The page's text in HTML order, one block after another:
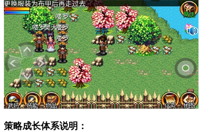
策略成长体系说明：